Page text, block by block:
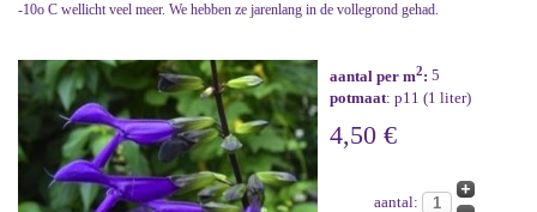
-10o C wellicht veel meer. We hebben ze jarenlang in de vollegrond gehad.
aantal per m2: 5
potmaat: p11 (1 liter)
4,50 €
aantal: